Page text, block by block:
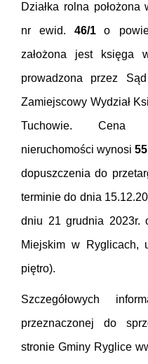
Działka rolna położona
nr ewid.46/1
o
założona jest księga
prowadzona przez
Zamiejscowy Wydział
Tuchowie.Cena
nieruchomości wynosi55
dopuszczenia do
terminie do dnia
dniu 21 grudnia 2023r.
Miejskim w
piętro).
Szczegółowych
przeznaczonej do
stronie Gminy Ryglice